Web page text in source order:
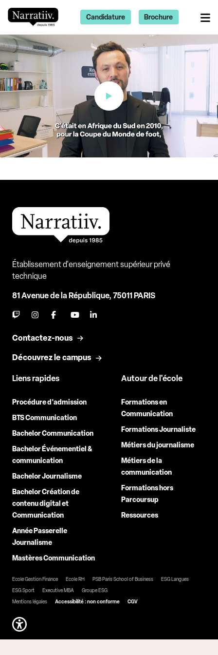
Candidature Brochure
Établissement d'enseignement supérieur privé
technique
81 Avenue de la République, 75011 PARIS
Contactez-nous
Découvrez le campus
Liens rapides
Procédure d'admission
BTS Communication
Bachelor Communication
Bachelor Événementiel &
communication
Bachelor Journalisme
Bachelor Création de
contenu digital et
Communication
Année Passerelle
Journalisme
Mastères Communication
Autour de l'école
Formations en
Communication
Formations Journaliste
Métiers du journalisme
Métiers de la
communication
Formations hors
Parcoursup
Ressources
Ecole Gestion Finance Ecole RH PSB Paris School of Business
ESG Langues
ESG Sport
Executive MBA
Groupe ESG
Mentions légales
Accessibilité : non conforme CGV